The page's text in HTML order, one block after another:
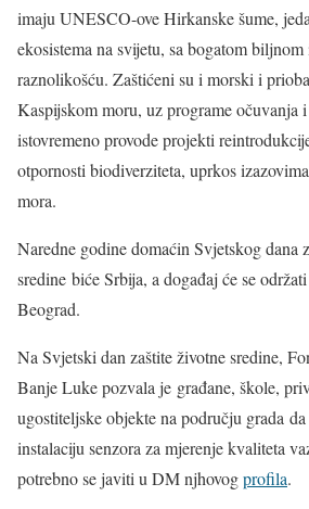
imaju UNESCO-ove Hirkanske šume,
ekosistema na svijetu, sa bogatom
raznolikošću. Zaštićeni su i morski i
Kaspijskom moru, uz programe očuvanja
istovremeno provode projekti
otpornosti biodiverziteta, uprkos
mora.
Naredne godine domaćin Svjetskog dana
sredine biće Srbija, a događaj će se
Beograd.
Na Svjetski dan zaštite životne sredine,
Banje Luke pozvala je građane, škole,
ugostiteljske objekte na području grada da
instalaciju senzora za mjerenje kvaliteta
potrebno se javiti u DM njhovogprofila.